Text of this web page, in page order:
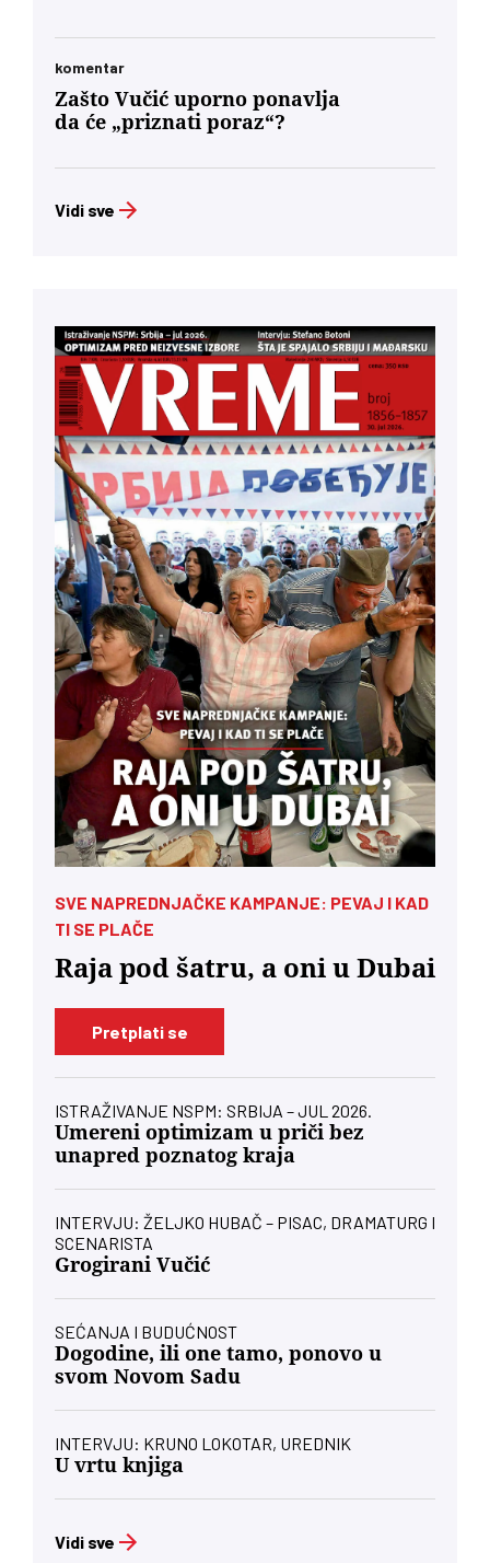
komentar
Zašto Vučić uporno ponavlja
da će „priznati poraz“?
Vidi sve
SVE NAPREDNJAČKE KAMPANJE: PEVAJ I KAD
TI SE PLAČE
Raja pod šatru, a oni u Dubai
Pretplati se
ISTRAŽIVANJE NSPM: SRBIJA – JUL 2026.
Umereni optimizam u priči bez
unapred poznatog kraja
INTERVJU: ŽELJKO HUBAČ – PISAC, DRAMATURG I
SCENARISTA
Grogirani Vučić
SEĆANJA I BUDUĆNOST
Dogodine, ili one tamo, ponovo u
svom Novom Sadu
INTERVJU: KRUNO LOKOTAR, UREDNIK
U vrtu knjiga
Vidi sve